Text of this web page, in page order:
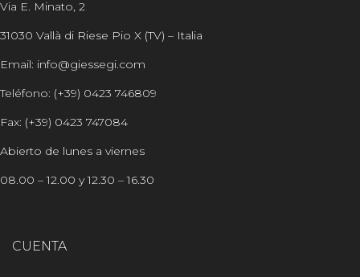
Via E. Minato, 2
31030 Vallà di Riese Pio X (TV) – Italia
Email: info@giessegi.com
Teléfono: (+39) 0423 746809
Fax: (+39) 0423 747084
Abierto de lunes a viernes
08.00 – 12.00 y 12.30 – 16.30
CUENTA